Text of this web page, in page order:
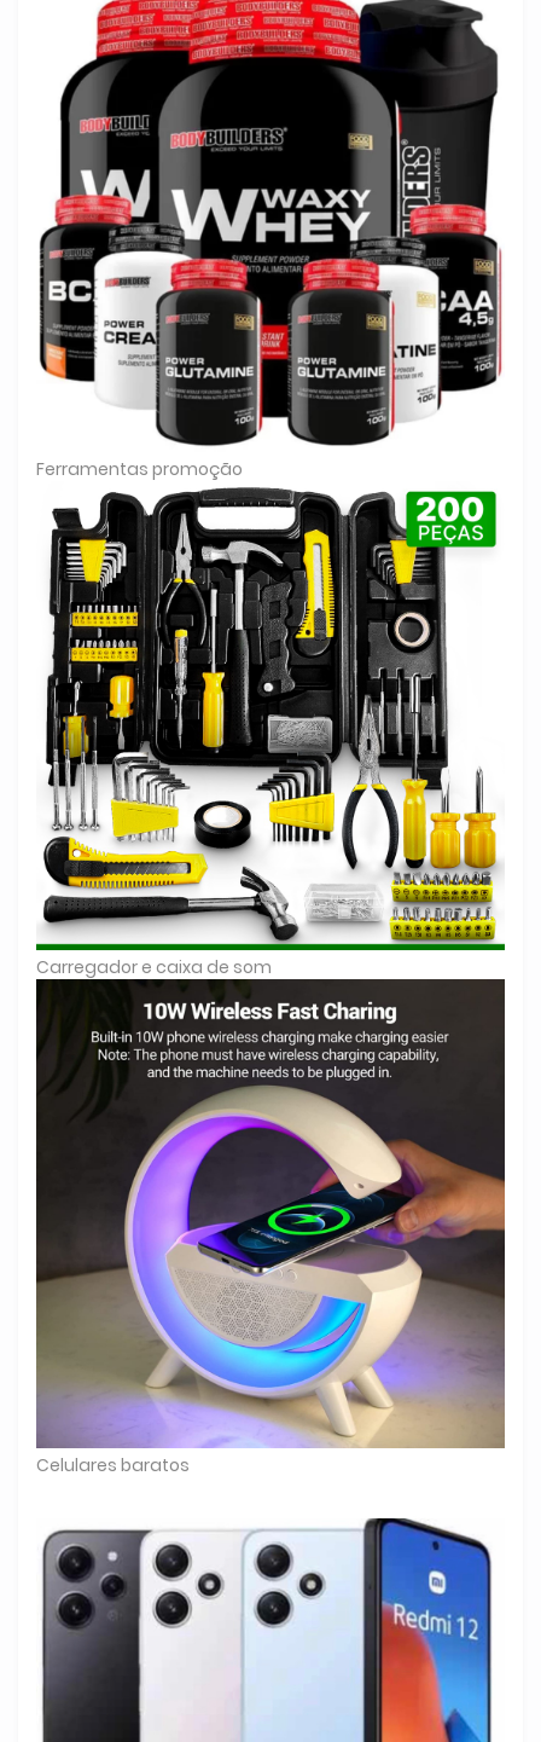
Ferramentas promoção
Carregador e caixa de som
Celulares baratos